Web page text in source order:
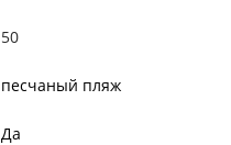
50
песчаный пляж
Да